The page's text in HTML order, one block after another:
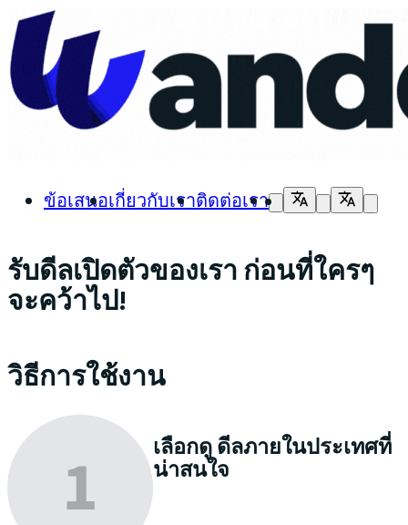
ข้อเสนอเกี่ยวกับเราติดต่อเรา
รับดีลเปิดตัวของเรา ก่อนที่ใครๆ
จะคว้าไป!
วิธีการใช้งาน
เลือกดูดีลภายในประเทศที่
น่าสนใจ